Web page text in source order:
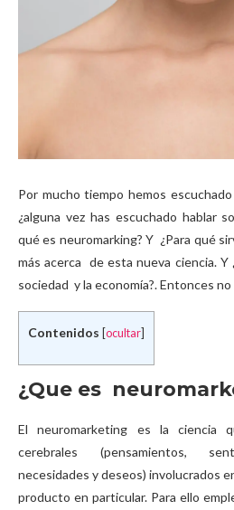
Por mucho tiempo hemos
¿alguna vez has escuchado hablar
qué es neuromarking? Y ¿Para qué
más acerca de esta nueva ciencia.
sociedad y la economía?. Entonces
Contenidos [ocultar]
¿Que es
El neuromarketing es la ciencia
cerebrales (pensamientos,
necesidades y deseos) involucrados
producto en particular. Para ello